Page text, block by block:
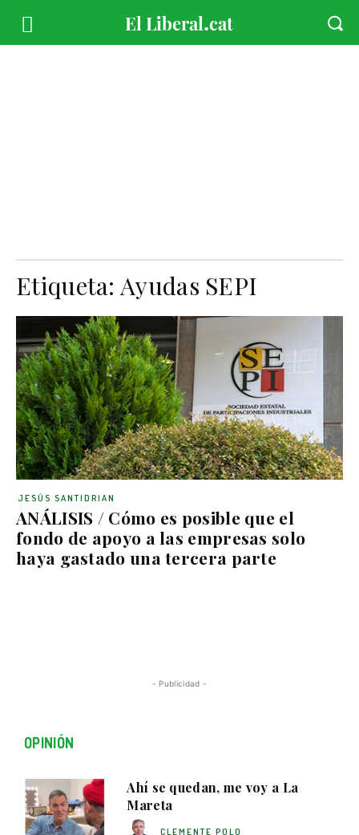
Etiqueta:Ayudas SEPI
ANÁLISIS / Cómo es posible que el
fondo de apoyo a las empresas solo
haya gastado una tercera parte
JESÚS SANTIDRIAN
- Publicidad -
OPINIÓN
Ahí se quedan, me voy a La
Mareta
CLEMENTE POLO